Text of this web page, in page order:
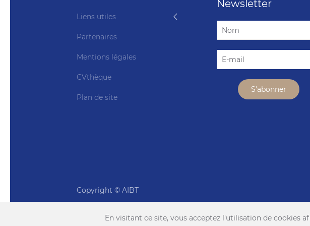
Liens utiles
Partenaires
Mentions légales
CVthèque
Plan de site
Newsletter
Copyright © AIBT
En visitant ce site, vous acceptez l'utilisation de cookies